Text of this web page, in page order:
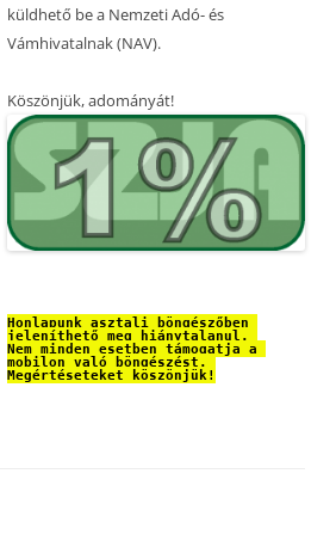
küldhető be a Nemzeti Adó- és
Vámhivatalnak (NAV).
Köszönjük, adományát!
Honlapunk asztali böngészőben
jeleníthető meg hiánytalanul.
Nem minden esetben támogatja a
mobilon való böngészést.
Megértéseteket köszönjük!